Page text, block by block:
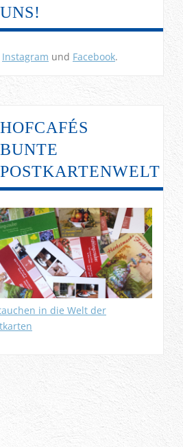
UNS!
Instagram und Facebook.
HOFCAFÉS
BUNTE
POSTKARTENWELT
in die Welt der